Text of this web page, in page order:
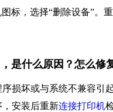
标，选择“删除设备”。
是什么原因？怎么修
损坏或与系统不兼容
安装后重新连接打印机